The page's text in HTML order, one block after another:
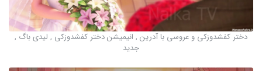
دختر کفشدوزکی و عروسی با آدرین , انیمیشن دختر کفشدوزکی , لیدی باگ ,
جدید